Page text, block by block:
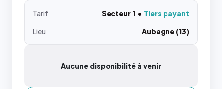
Tarif Secteur 1
Tiers payant
Lieu
Aubagne (13)
Aucune disponibilité à venir